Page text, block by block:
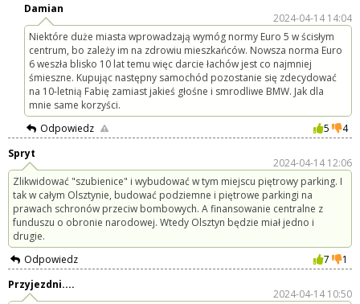
Damian
2024-04-14 14:04
Niektóre duże miasta wprowadzają wymóg normy Euro 5 w ścisłym
centrum, bo zależy im na zdrowiu mieszkańców. Nowsza norma Euro
6 weszła blisko 10 lat temu więc darcie łachów jest co najmniej
śmieszne. Kupując następny samochód pozostanie się zdecydować
na 10-letnią Fabię zamiast jakieś głośne i smrodliwe BMW. Jak dla
mnie same korzyści.
Odpowiedz
5
4
Spryt
2024-04-14 12:06
Zlikwidować "szubienice" i wybudować w tym miejscu piętrowy parking. I
tak w całym Olsztynie, budować podziemne i piętrowe parkingi na
prawach schronów przeciw bombowych. A finansowanie centralne z
funduszu o obronie narodowej. Wtedy Olsztyn będzie miał jedno i
drugie.
Odpowiedz
7
1
Przyjezdni....
2024-04-14 10:50